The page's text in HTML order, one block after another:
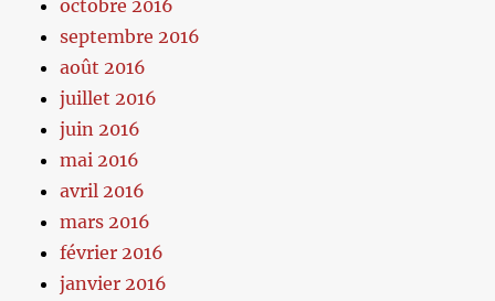
octobre 2016
septembre 2016
août 2016
juillet 2016
juin 2016
mai 2016
avril 2016
mars 2016
février 2016
janvier 2016